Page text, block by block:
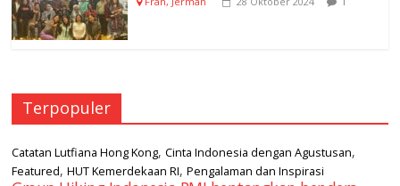
Terpopuler
Catatan Lutfiana Hong Kong,Cinta Indonesia dengan Agustusan,
Featured,HUT Kemerdekaan RI,Pengalaman dan Inspirasi